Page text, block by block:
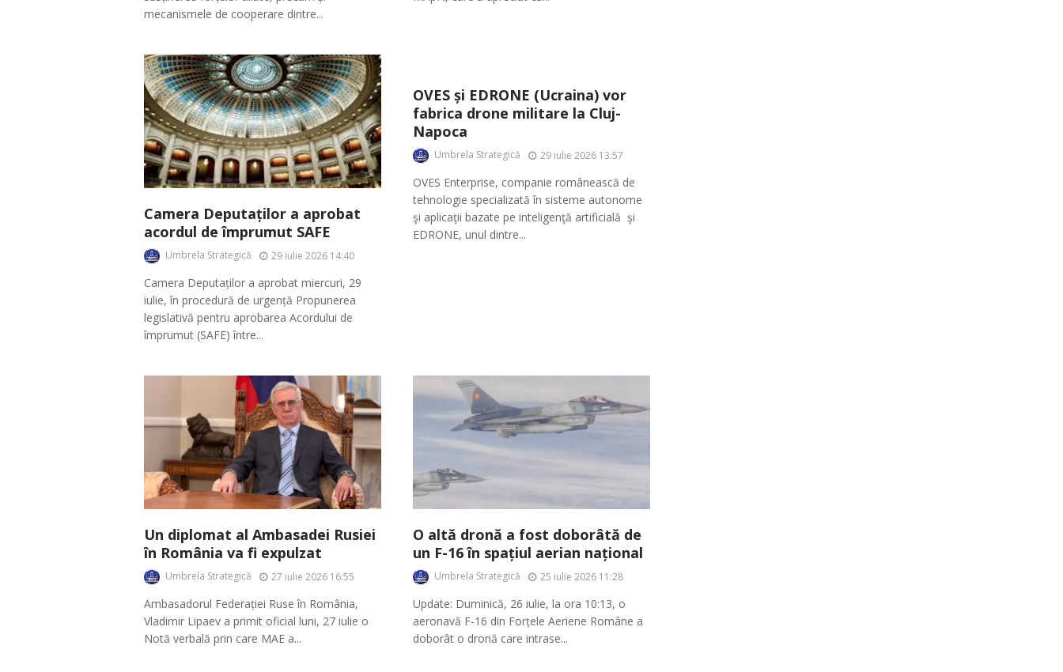
mecanismele de cooperare dintre...
Camera Deputaților a aprobat
acordul de împrumut SAFE
Umbrela Strategică 29 iulie 2026 14:40
Camera Deputaților a aprobat miercuri, 29
iulie, în procedură de urgență Propunerea
legislativă pentru aprobarea Acordului de
împrumut (SAFE) între...
OVES și EDRONE (Ucraina) vor
fabrica drone militare la Cluj-
Napoca
Umbrela Strategică 29 iulie 2026 13:57
OVES Enterprise, companie românească de
tehnologie specializată în sisteme autonome
şi aplicaţii bazate pe inteligenţă artificială şi
EDRONE, unul dintre...
Un diplomat al Ambasadei Rusiei
în România va fi expulzat
Umbrela Strategică 27 iulie 2026 16:55
Ambasadorul Federației Ruse în România,
Vladimir Lipaev a primit oficial luni, 27 iulie o
Notă verbală prin care MAE a...
O altă dronă a fost doborâtă de
un F-16 în spațiul aerian național
Umbrela Strategică 25 iulie 2026 11:28
Update: Duminică, 26 iulie, la ora 10:13, o
aeronavă F-16 din Forțele Aeriene Române a
doborât o dronă care intrase...